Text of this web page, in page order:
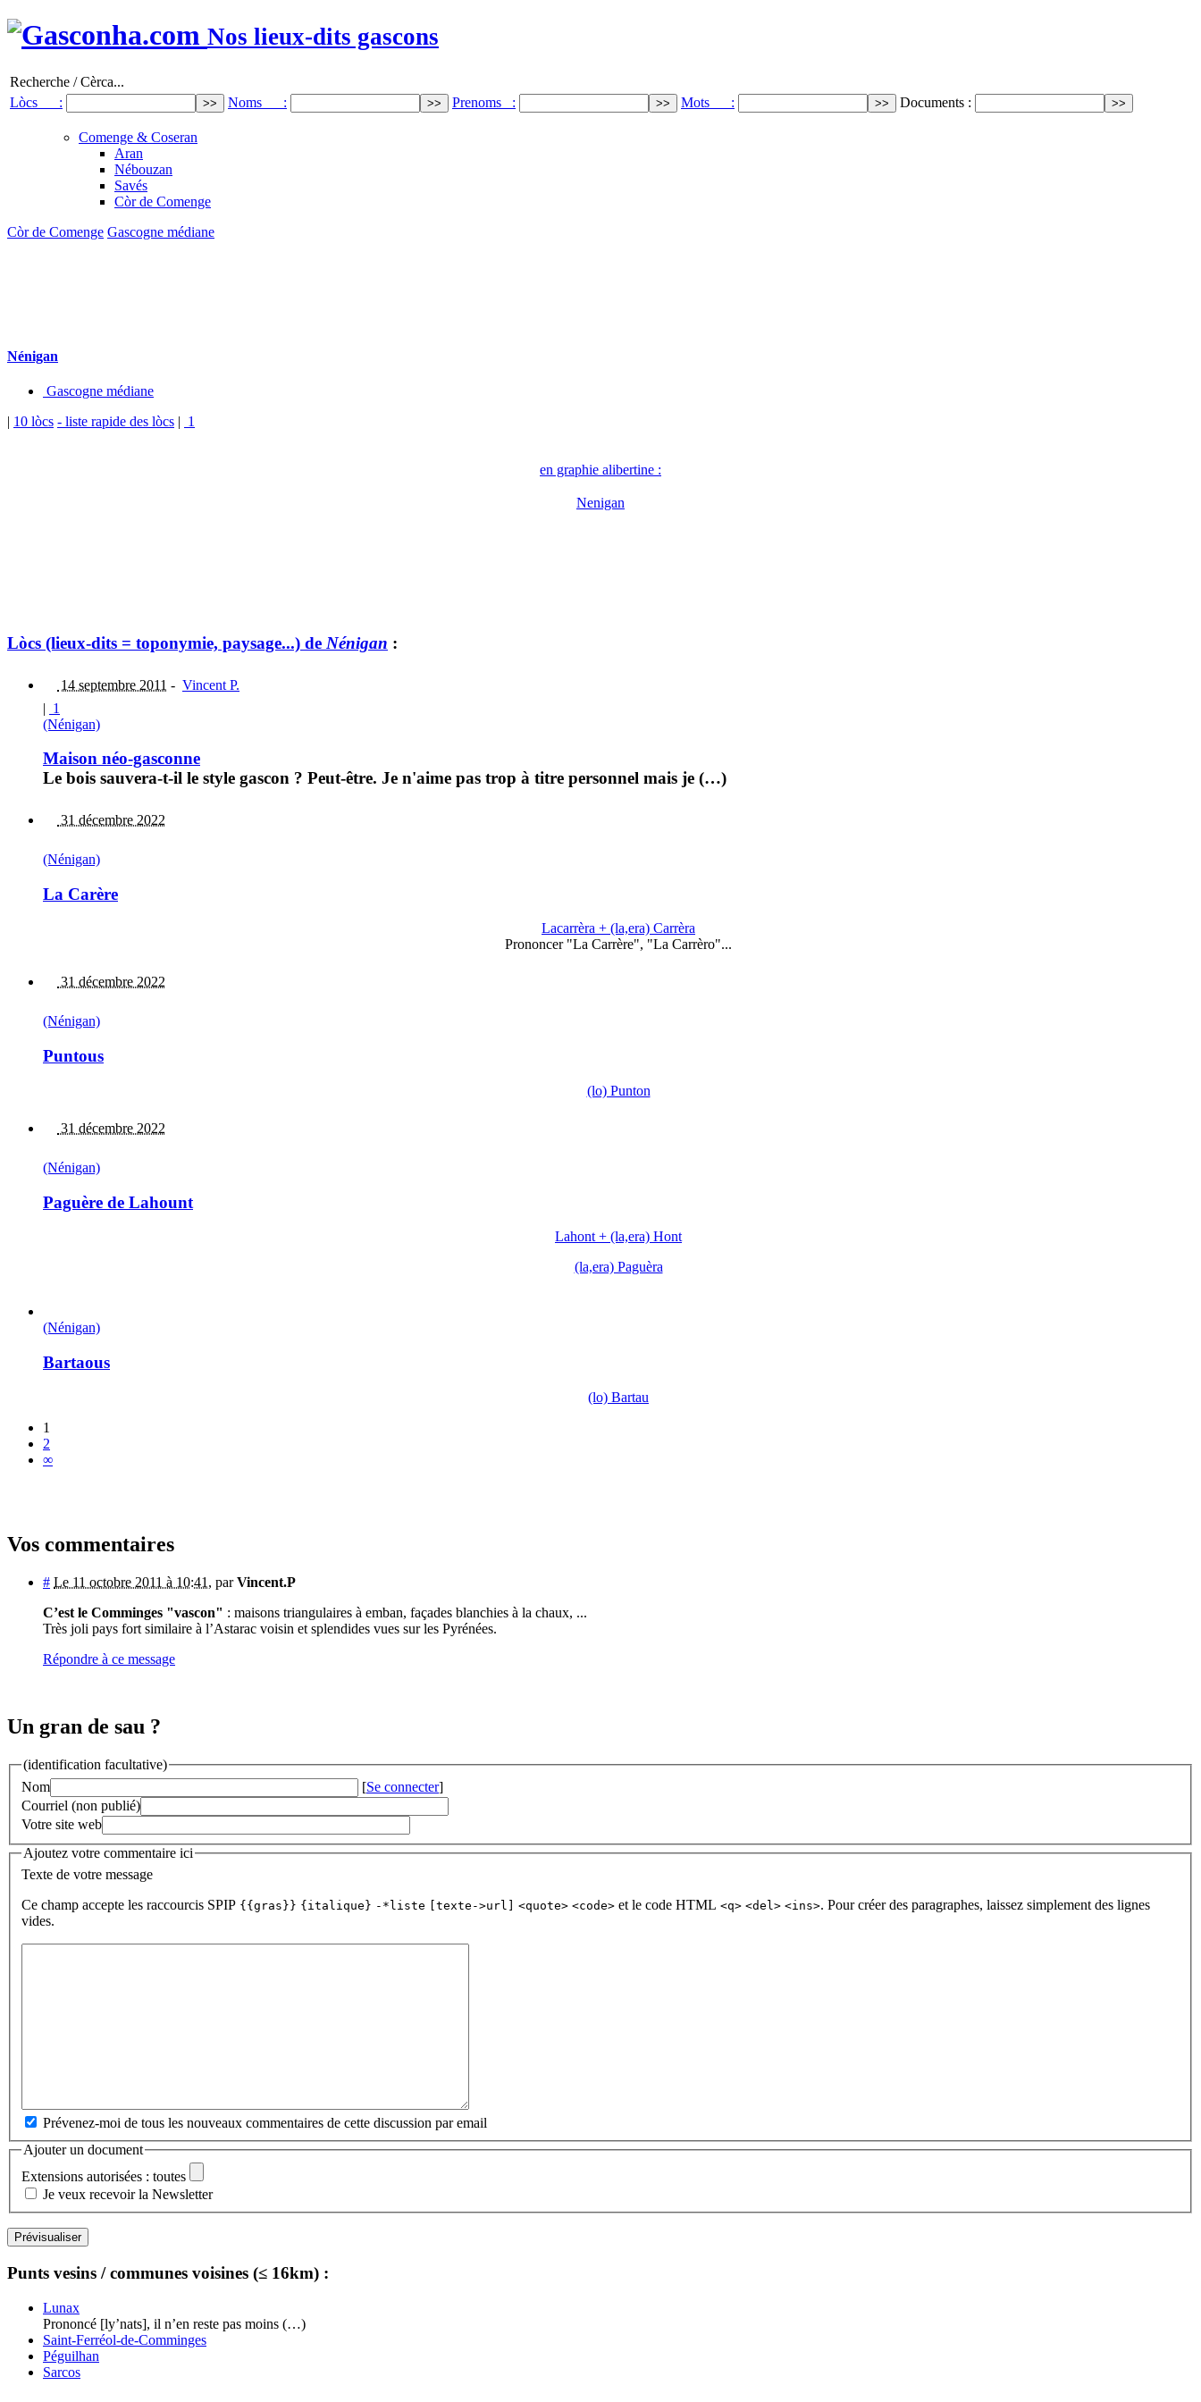
Nos lieux-dits gascons
Recherche / Cèrca...
Lòcs :
Noms : Prenoms : Mots : Documents :
Comenge & Coseran
Aran
Nébouzan
Savés
Còr de Comenge
Còr de Comenge Gascogne médiane
Nénigan
Gascogne médiane
| 10 lòcs - liste rapide des lòcs | 1
en graphie alibertine :
Nenigan
Lòcs (lieux-dits = toponymie, paysage...) de Nénigan :
14 septembre 2011 - Vincent P.
| 1
(Nénigan)
Maison néo-gasconne
Le bois sauvera-t-il le style gascon ? Peut-être. Je n'aime pas trop à titre personnel mais je (…)
31 décembre 2022
(Nénigan)
La Carère
Lacarrèra + (la,era) Carrèra
Prononcer "La Carrère", "La Carrèro"...
31 décembre 2022
(Nénigan)
Puntous
(lo) Punton
31 décembre 2022
(Nénigan)
Paguère de Lahount
Lahont + (la,era) Hont
(la,era) Paguèra
(Nénigan)
Bartaous
(lo) Bartau
1
2
∞
Vos commentaires
# Le 11 octobre 2011 à 10:41 , parVincent.P
C’est le Comminges "vascon" : maisons triangulaires à emban, façades blanchies à la chaux, ...
Très joli pays fort similaire à l’Astarac voisin et splendides vues sur les Pyrénées.
Répondre à ce message
Un gran de sau ?
(identification facultative)
Nom
[Se connecter]
Courriel (non publié)
Votre site web
Ajoutez votre commentaire ici
Texte de votre message
Ce champ accepte les raccourcis SPIP {{gras}} {italique} -*liste [texte->url] <quote> <code> et le code HTML <q> <del> <ins>. Pour créer des paragraphes, laissez simplement des lignes
vides.
Prévenez-moi de tous les nouveaux commentaires de cette discussion par email
Ajouter un document
Extensions autorisées : toutes
Je veux recevoir la Newsletter
Punts vesins / communes voisines (≤ 16km) :
Lunax
Prononcé [ly’nats], il n’en reste pas moins (…)
Saint-Ferréol-de-Comminges
Péguilhan
Sarcos